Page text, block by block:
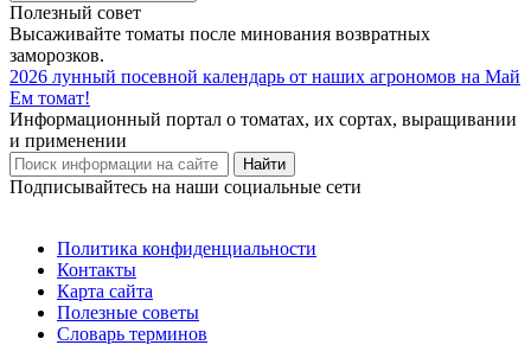
Полезный совет
Высаживайте томаты после минования возвратных
заморозков.
2026 лунный посевной календарь от наших агрономов на Май
Ем томат!
Информационный портал о томатах, их сортах, выращивании
и применении
Найти
Подписывайтесь на наши социальные сети
Политика конфиденциальности
Контакты
Карта сайта
Полезные советы
Словарь терминов